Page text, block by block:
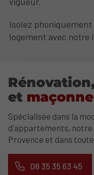
Isolez
logement avec
et
Spécialisée dans la
d'appartements,
Provence et dans
06 35 35 63 45